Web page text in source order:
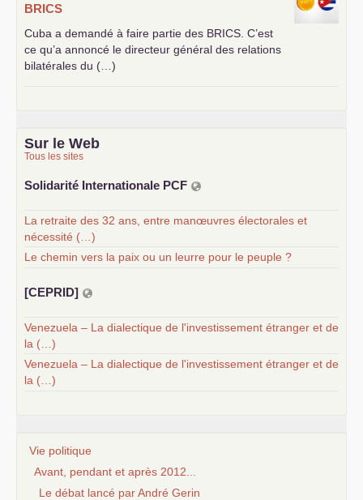
BRICS
Cuba a demandé à faire partie des BRICS . C’est
ce qu’a annoncé le directeur général des relations
bilatérales du (…)
Sur le Web
Tous les sites
Solidarité Internationale PCF
La retraite des 32 ans, entre manœuvres électorales et
nécessité (…)
Le chemin vers la paix ou un leurre pour le peuple ?
[CEPRID]
Venezuela – La dialectique de l'investissement étranger et de
la (…)
Venezuela – La dialectique de l'investissement étranger et de
la (…)
Vie politique
Avant, pendant et après 2012...
Le débat lancé par André Gerin